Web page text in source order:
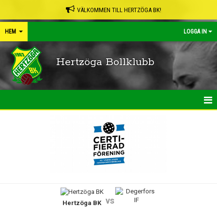
VÄLKOMMEN TILL HERTZÖGA BK!
HEM LOGGA IN
Hertzöga Bollklubb
Hertzöga BK vs